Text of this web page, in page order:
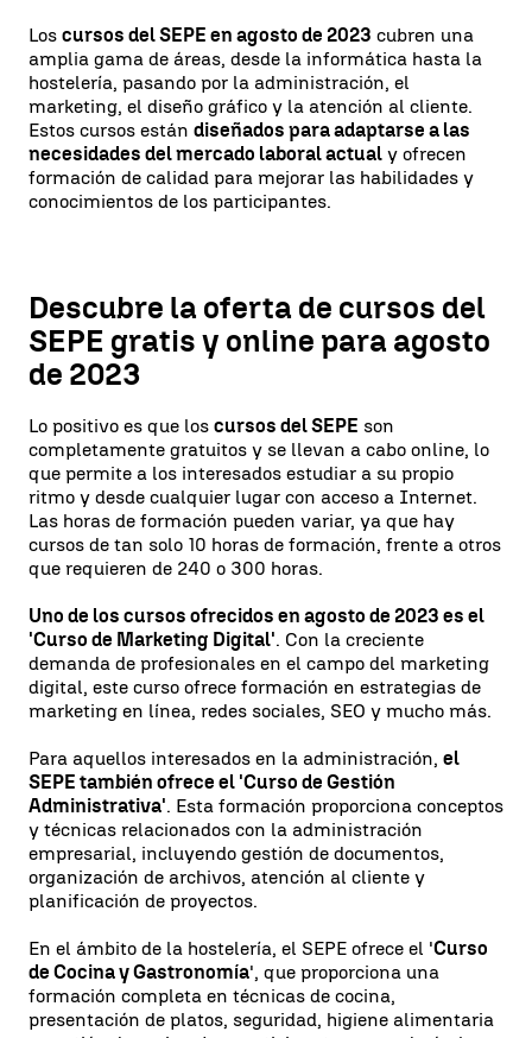
Los cursos del SEPE en agosto de 2023 cubren una
amplia gama de áreas, desde la informática hasta la
hostelería, pasando por la administración, el
marketing, el diseño gráfico y la atención al cliente.
Estos cursos están diseñados para adaptarse a las
necesidades del mercado laboral actual y ofrecen
formación de calidad para mejorar las habilidades y
conocimientos de los participantes.
Descubre la oferta de cursos del
SEPE gratis y online para agosto
de 2023
Lo positivo es que los cursos del SEPE son
completamente gratuitos y se llevan a cabo online, lo
que permite a los interesados estudiar a su propio
ritmo y desde cualquier lugar con acceso a Internet.
Las horas de formación pueden variar, ya que hay
cursos de tan solo 10 horas de formación, frente a otros
que requieren de 240 o 300 horas.
Uno de los cursos ofrecidos en agosto de 2023 es el
'Curso de Marketing Digital'. Con la creciente
demanda de profesionales en el campo del marketing
digital, este curso ofrece formación en estrategias de
marketing en línea, redes sociales, SEO y mucho más.
Para aquellos interesados en la administración, el
SEPE también ofrece el 'Curso de Gestión
Administrativa'. Esta formación proporciona conceptos
y técnicas relacionados con la administración
empresarial, incluyendo gestión de documentos,
organización de archivos, atención al cliente y
planificación de proyectos.
En el ámbito de la hostelería, el SEPE ofrece el 'Curso
de Cocina y Gastronomía', que proporciona una
formación completa en técnicas de cocina,
presentación de platos, seguridad, higiene alimentaria